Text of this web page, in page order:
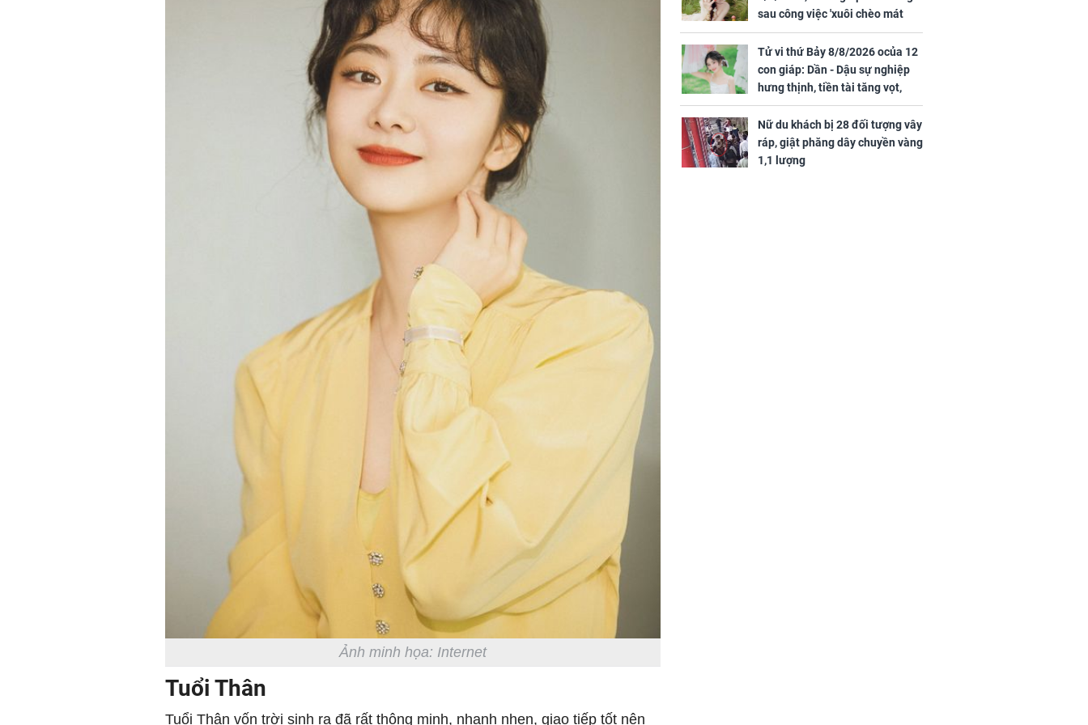
Ảnh minh họa: Internet
Tuổi Thân
Tuổi Thân vốn trời sinh ra đã rất thông minh, nhanh nhẹn, giao tiếp tốt nên
sau công việc 'xuôi chèo mát
mái', tiền tài 'thu về như nước',
tình duyên viên mãn
Tử vi thứ Bảy 8/8/2026 ocủa 12
con giáp: Dần - Dậu sự nghiệp
hưng thịnh, tiền tài tăng vọt,
Mão - Thân công việc bất trắc,
tiền mất tật mang
Nữ du khách bị 28 đối tượng vây
ráp, giật phăng dây chuyền vàng
1,1 lượng